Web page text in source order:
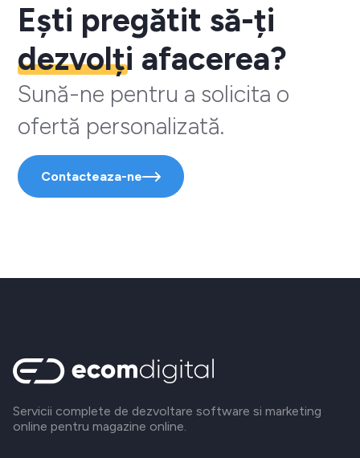
Ești pregătit să-ți
dezvolți afacerea?
Sună-ne pentru a solicita o
ofertă personalizată.
Contacteaza-ne
Servicii complete de dezvoltare software si marketing
online pentru magazine online.